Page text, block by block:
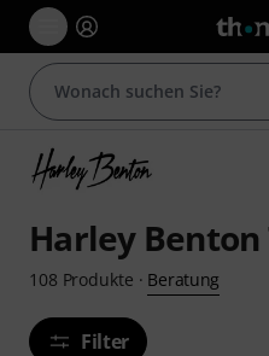
Harley Benton
108 Produkte · Beratung
Filter